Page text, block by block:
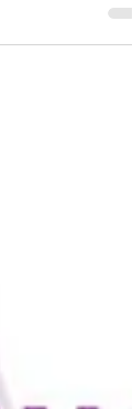
senos. En
se puede